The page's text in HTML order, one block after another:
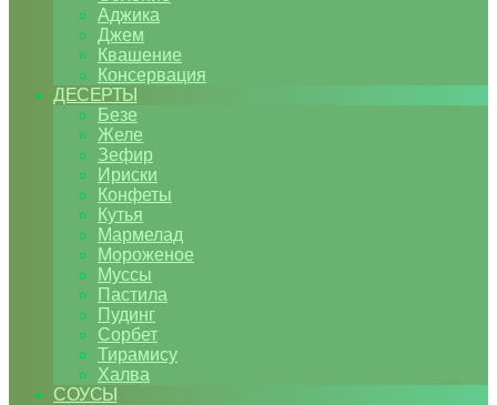
Аджика
Джем
Квашение
Консервация
ДЕСЕРТЫ
Безе
Желе
Зефир
Ириски
Конфеты
Кутья
Мармелад
Мороженое
Муссы
Пастила
Пудинг
Сорбет
Тирамису
Халва
СОУСЫ